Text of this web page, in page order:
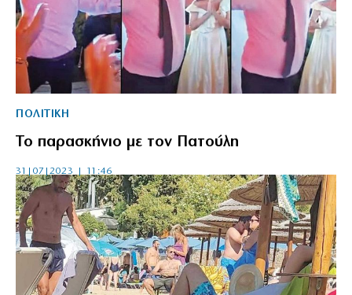
ΠΟΛΙΤΙΚΗ
Το παρασκήνιο με τον Πατούλη
31|07|2023 | 11:46